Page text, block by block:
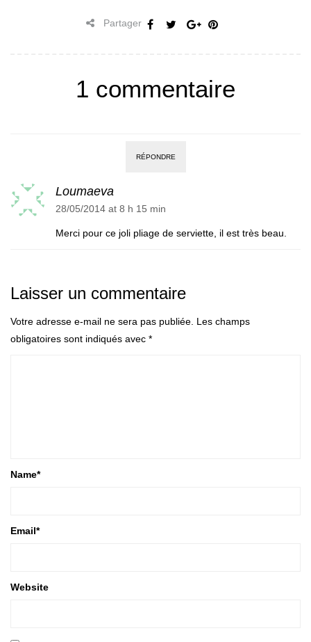
Partager
1 commentaire
RÉPONDRE
Loumaeva
28/05/2014 at 8 h 15 min
Merci pour ce joli pliage de serviette, il est très beau.
Laisser un commentaire
Votre adresse e-mail ne sera pas publiée. Les champs
obligatoires sont indiqués avec *
Name*
Email*
Website